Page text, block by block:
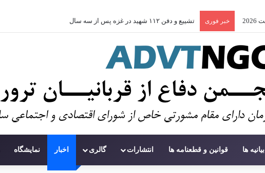
خبر فوری تشییع و دفن ۱۱۲ شهید در غزه پس از سه سال
بیانیه ها قوانین و قطعنامه ها انتشارات گالری اخبار نمایشگاه